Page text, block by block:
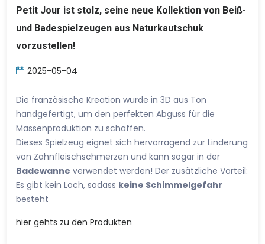
Petit Jour ist stolz, seine neue Kollektion von Beiß-
und Badespielzeugen aus Naturkautschuk
vorzustellen!
2025-05-04
Die französische Kreation wurde in 3D aus Ton
handgefertigt, um den perfekten Abguss für die
Massenproduktion zu schaffen.
Dieses Spielzeug eignet sich hervorragend zur Linderung
von Zahnfleischschmerzen und kann sogar in der
Badewanne verwendet werden! Der zusätzliche Vorteil:
Es gibt kein Loch, sodass keine Schimmelgefahr
besteht
hier gehts zu den Produkten